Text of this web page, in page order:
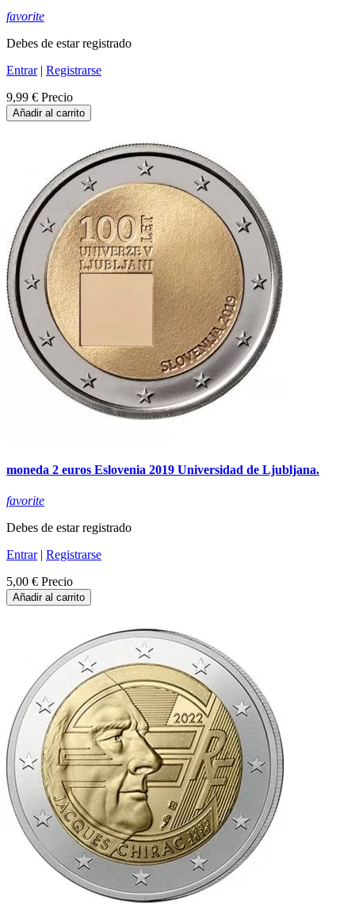
favorite
Debes de estar registrado
Entrar| Registrarse
9,99 € Precio
Añadir al carrito
moneda 2 euros Eslovenia 2019 Universidad de Ljubljana.
favorite
Debes de estar registrado
Entrar| Registrarse
5,00 € Precio
Añadir al carrito